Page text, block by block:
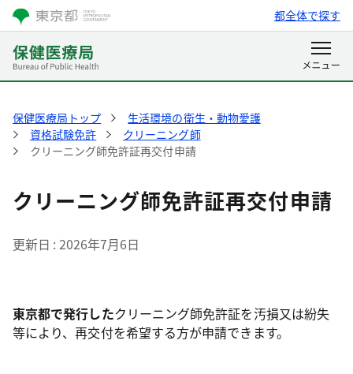
都全体で探す
保健医療局トップ
生活環境の衛生・動物愛護
資格試験免許
クリーニング師
クリーニング師免許証再交付申請
クリーニング師免許証再交付申請
更新日 2026年7月6日
東京都で発行したクリーニング師免許証を汚損又は紛失
等により、再交付を希望する方が申請できます。